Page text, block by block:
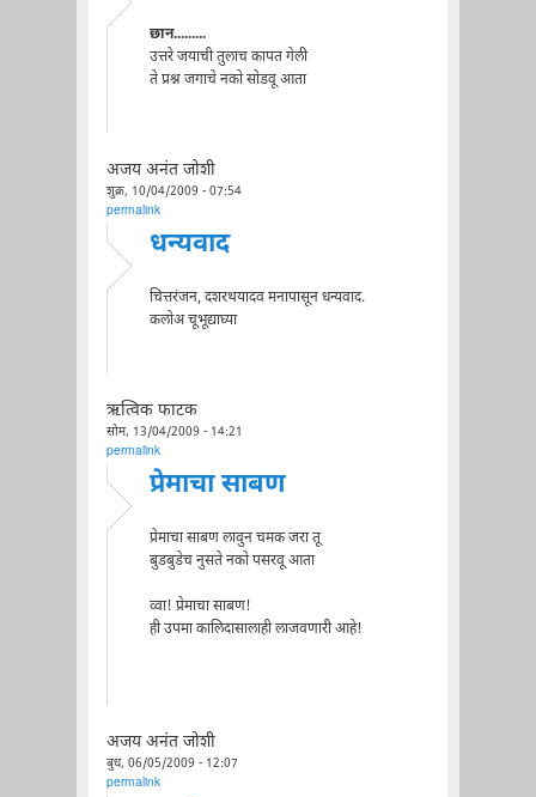
छान.........
उत्तरे जयाची तुलाच कापत गेली
ते प्रश्न जगाचे नको सोडवू आता
अजय अनंत जोशी
शुक्र, 10/04/2009 - 07:54
permalink
धन्यवाद
चित्तरंजन, दशरथयादव मनापासून धन्यवाद.
कलोअ चूभूद्याघ्या
ऋत्विक फाटक
सोम, 13/04/2009 - 14:21
permalink
प्रेमाचा साबण
प्रेमाचा साबण लावुन चमक जरा तू
बुडबुडेच नुसते नको पसरवू आता
व्वा! प्रेमाचा साबण!
ही उपमा कालिदासालाही लाजवणारी आहे!
अजय अनंत जोशी
बुध, 06/05/2009 - 12:07
permalink